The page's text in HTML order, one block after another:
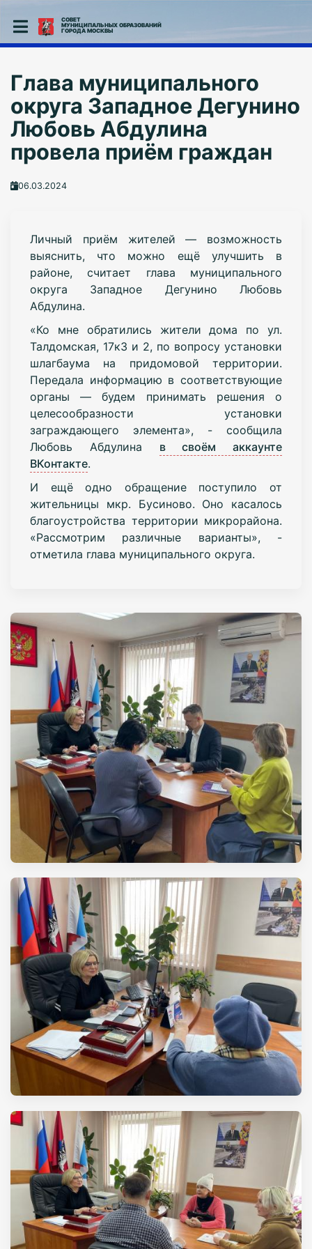
СОВЕТ
МУНИЦИПАЛЬНЫХ ОБРАЗОВАНИЙ
ГОРОДА МОСКВЫ
Глава муниципального
округа Западное Дегунино
Любовь Абдулина
провела приём граждан
06.03.2024
Личный приём жителей — возможность
выяснить, что можно ещё улучшить в
районе, считает глава муниципального
округа Западное Дегунино Любовь
Абдулина.
«Ко мне обратились жители дома по ул.
Талдомская, 17к3 и 2, по вопросу установки
шлагбаума на придомовой территории.
Передала информацию в соответствующие
органы — будем принимать решения о
целесообразности установки
заграждающего элемента», - сообщила
Любовь Абдулина в своём аккаунте
ВКонтакте.
И ещё одно обращение поступило от
жительницы мкр. Бусиново. Оно касалось
благоустройства территории микрорайона.
«Рассмотрим различные варианты», -
отметила глава муниципального округа.